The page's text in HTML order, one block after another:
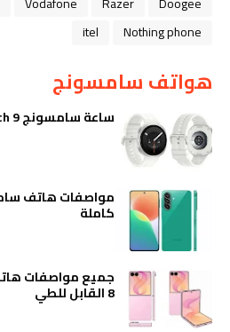
Nothing phone
itel
هواتف سامسونج
ساعة سامسونج Galaxy Watch 9 الذكية
كاملة
8 القابل للطي